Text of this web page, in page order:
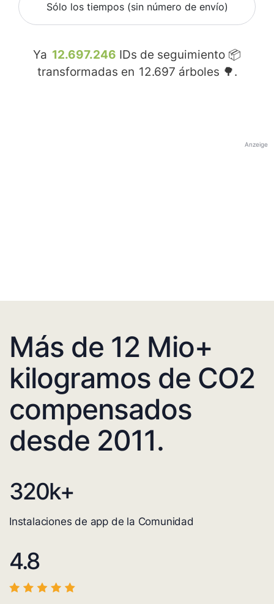
Sólo los tiempos (sin número de envío)
Ya 12.697.246 IDs de seguimiento 📦
transformadas en 12.697 árboles 🌳.
Anzeige
Más de 12 Mio+
kilogramos de CO2
compensados
desde 2011.
320k+
Instalaciones de app de la Comunidad
4.8